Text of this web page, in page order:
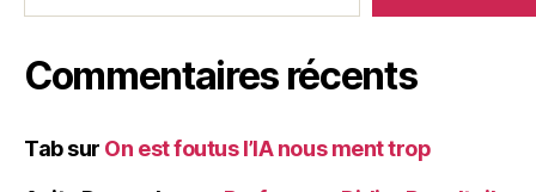
Commentaires récents
Tabsur On est foutus l’IA nous ment trop